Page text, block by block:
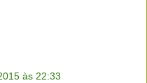
às 22:33